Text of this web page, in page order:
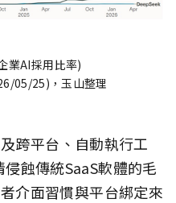
業AI採用比率)
05/25)，玉山整理
跨平台、自動執行工
蝕傳統SaaS軟體的毛
介面習慣與平台綁定來